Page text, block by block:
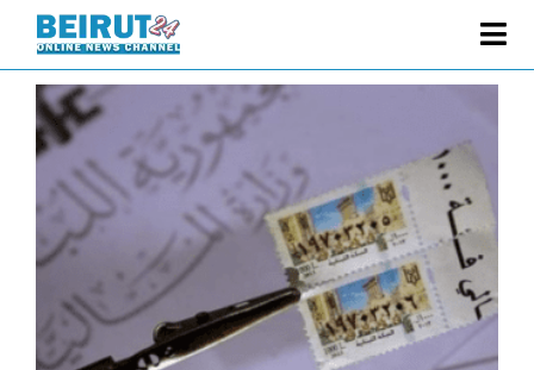
content
Toggle
الصفحة الرئيسية
سياسة
اقتصاد
فنّ
رياضة
متفرقات